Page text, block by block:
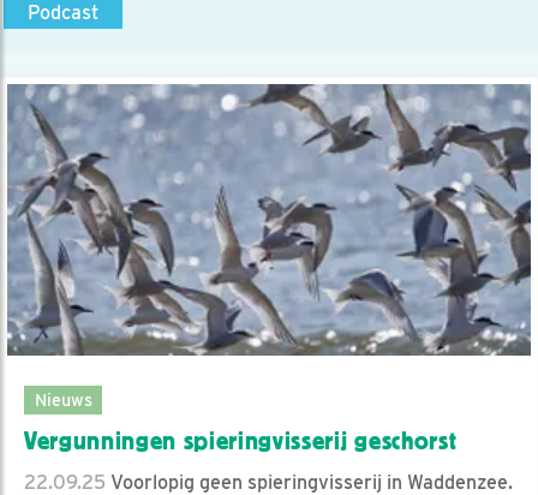
Podcast
Nieuws
Vergunningen spieringvisserij geschorst
22.09.25 Voorlopig geen spieringvisserij in Waddenzee.